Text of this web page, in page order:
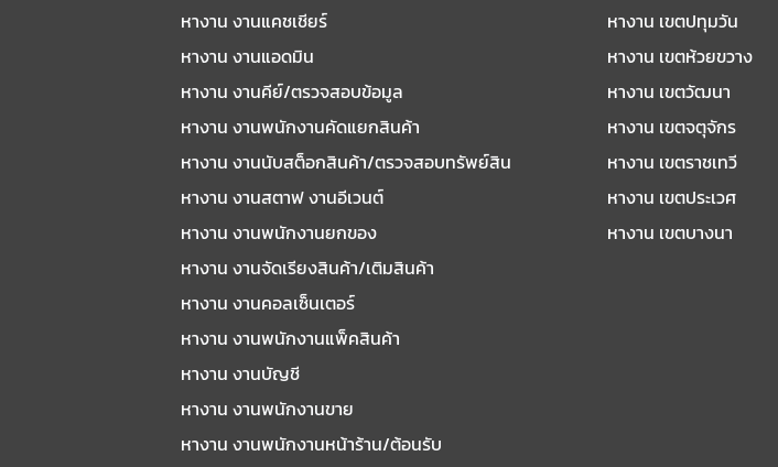
หางาน งานแคชเชียร์
หางาน งานแอดมิน
หางาน งานคีย์/ตรวจสอบข้อมูล
หางาน งานพนักงานคัดแยกสินค้า
หางาน งานนับสต็อกสินค้า/ตรวจสอบทรัพย์สิน
หางาน งานสตาฟ งานอีเวนต์
หางาน งานพนักงานยกของ
หางาน งานจัดเรียงสินค้า/เติมสินค้า
หางาน งานคอลเซ็นเตอร์
หางาน งานพนักงานแพ็คสินค้า
หางาน งานบัญชี
หางาน งานพนักงานขาย
หางาน งานพนักงานหน้าร้าน/ต้อนรับ
หางาน เขตปทุมวัน
หางาน เขตห้วยขวาง
หางาน เขตวัฒนา
หางาน เขตจตุจักร
หางาน เขตราชเทวี
หางาน เขตประเวศ
หางาน เขตบางนา